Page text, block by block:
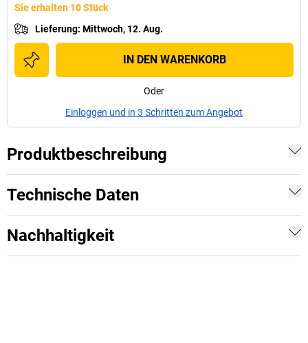
Sie erhalten 10 Stück
Lieferung: Mittwoch, 12. Aug.
IN DEN WARENKORB
Oder
Einloggen und in 3 Schritten zum Angebot
Produktbeschreibung
Technische Daten
Nachhaltigkeit